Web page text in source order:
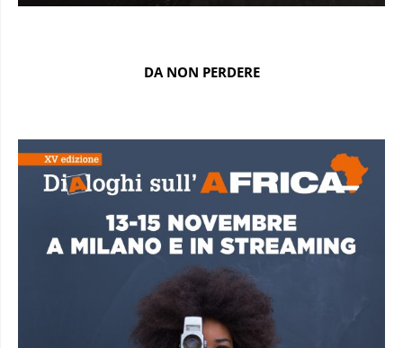
DA NON PERDERE